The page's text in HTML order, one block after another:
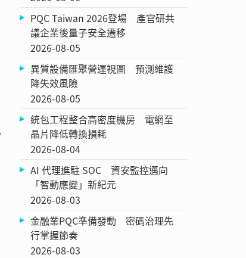
PQC Taiwan 2026登場 產官研共
議企業後量子安全遷移
2026-08-05
異質設備匯聚營運視圖 預測維護
降失效風險
2026-08-05
統包工程整合高密度機房 電網至
晶片降低轉換損耗
2026-08-04
AI 代理進駐 SOC 資安監控邁向
「智動應變」新紀元
2026-08-03
金融業PQC準備發動 密碼治理先
行掌握節奏
2026-08-03